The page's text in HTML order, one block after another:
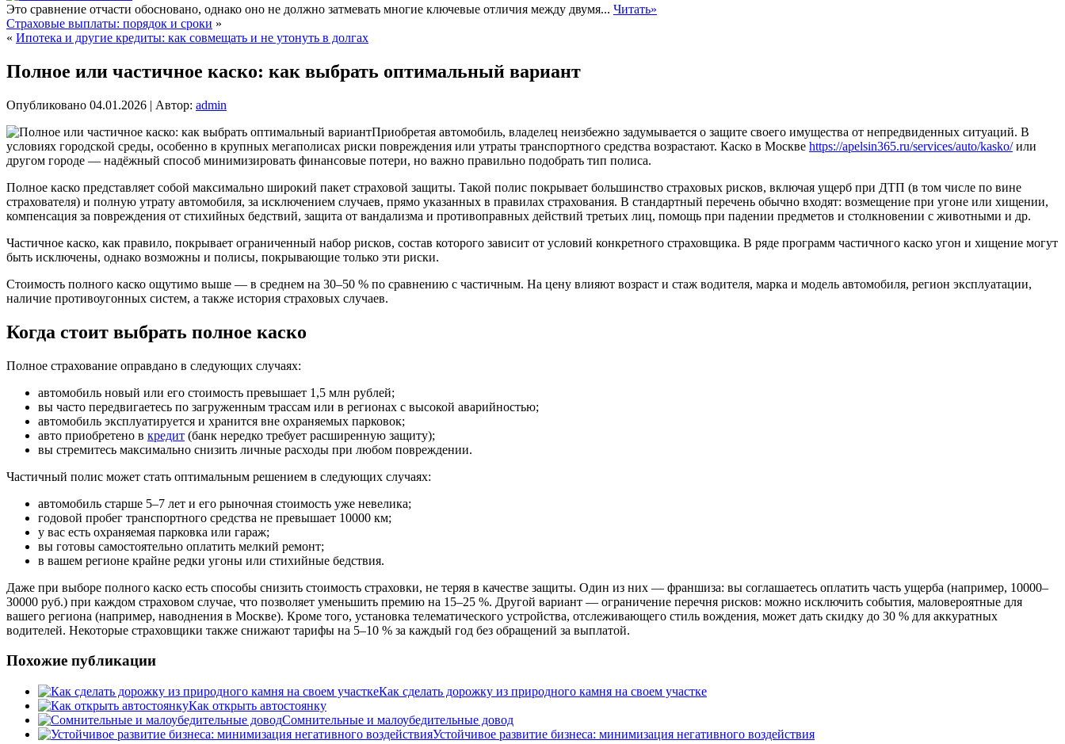
Это сравнение отчасти обосновано, однако оно не должно затмевать многие ключевые отличия между двумя... Читать»
Страховые выплаты: порядок и сроки »
« Ипотека и другие кредиты: как совмещать и не утонуть в долгах
Полное или частичное каско: как выбрать оптимальный вариант
Опубликовано 04.01.2026 | Автор: admin
Приобретая автомобиль, владелец неизбежно задумывается о защите своего имущества от непредвиденных ситуаций. В
условиях городской среды, особенно в крупных мегаполисах риски повреждения или утраты транспортного средства возрастают. Каско в Москве https://apelsin365.ru/services/auto/kasko/или
другом городе — надёжный способ минимизировать финансовые потери, но важно правильно подобрать тип полиса.
Полное каско представляет собой максимально широкий пакет страховой защиты. Такой полис покрывает большинство страховых рисков, включая ущерб при ДТП (в том числе по вине
страхователя) и полную утрату автомобиля, за исключением случаев, прямо указанных в правилах страхования. В стандартный перечень обычно входят: возмещение при угоне или хищении,
компенсация за повреждения от стихийных бедствий, защита от вандализма и противоправных действий третьих лиц, помощь при падении предметов и столкновении с животными и др.
Частичное каско, как правило, покрывает ограниченный набор рисков, состав которого зависит от условий конкретного страховщика. В ряде программ частичного каско угон и хищение могут
быть исключены, однако возможны и полисы, покрывающие только эти риски.
Стоимость полного каско ощутимо выше — в среднем на 30–50 % по сравнению с частичным. На цену влияют возраст и стаж водителя, марка и модель автомобиля, регион эксплуатации,
наличие противоугонных систем, а также история страховых случаев.
Когда стоит выбрать полное каско
Полное страхование оправдано в следующих случаях:
автомобиль новый или его стоимость превышает 1,5 млн рублей;
вы часто передвигаетесь по загруженным трассам или в регионах с высокой аварийностью;
автомобиль эксплуатируется и хранится вне охраняемых парковок;
авто приобретено в кредит (банк нередко требует расширенную защиту);
вы стремитесь максимально снизить личные расходы при любом повреждении.
Частичный полис может стать оптимальным решением в следующих случаях:
автомобиль старше 5–7 лет и его рыночная стоимость уже невелика;
годовой пробег транспортного средства не превышает 10000 км;
у вас есть охраняемая парковка или гараж;
вы готовы самостоятельно оплатить мелкий ремонт;
в вашем регионе крайне редки угоны или стихийные бедствия.
Даже при выборе полного каско есть способы снизить стоимость страховки, не теряя в качестве защиты. Один из них — франшиза: вы соглашаетесь оплатить часть ущерба (например, 10000–
30000 руб.) при каждом страховом случае, что позволяет уменьшить премию на 15–25 %. Другой вариант — ограничение перечня рисков: можно исключить события, маловероятные для
вашего региона (например, наводнения в Москве). Кроме того, установка телематического устройства, отслеживающего стиль вождения, может дать скидку до 30 % для аккуратных
водителей. Некоторые страховщики также снижают тарифы на 5–10 % за каждый год без обращений за выплатой.
Похожие публикации
Как сделать дорожку из природного камня на своем участке
Как открыть автостоянку
Сомнительные и малоубедительные довод
Устойчивое развитие бизнеса: минимизация негативного воздействия